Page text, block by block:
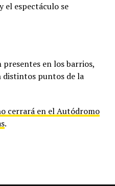
el espectáculo se
en los barrios,
puntos de la
cerrará en el Autódromo
.